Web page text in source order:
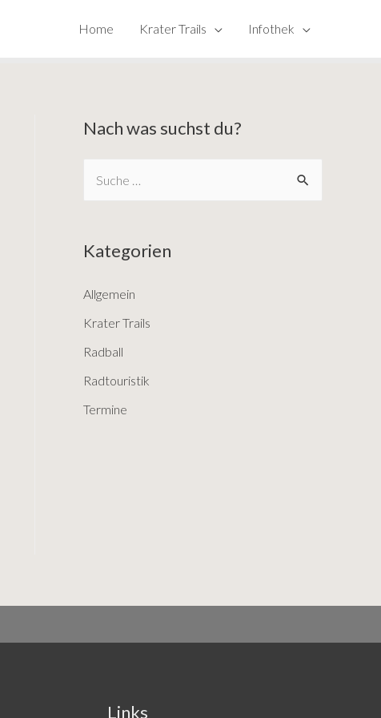
Home Krater Trails Infothek
Nach was suchst du?
r
h
f
o
r
Kategorien
Allgemein
Krater Trails
Radball
Radtouristik
Termine
Links